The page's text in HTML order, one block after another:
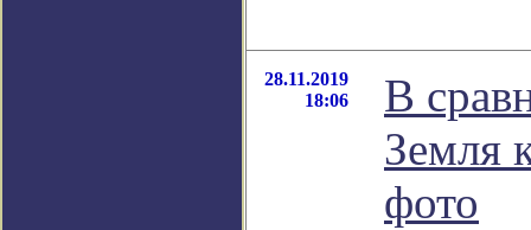
28.11.2019
18:06
В
Земля
фото